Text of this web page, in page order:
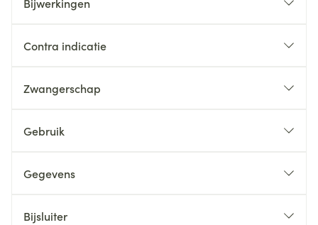
Contra indicatie
Zwangerschap
Gebruik
Gegevens
Bijsluiter